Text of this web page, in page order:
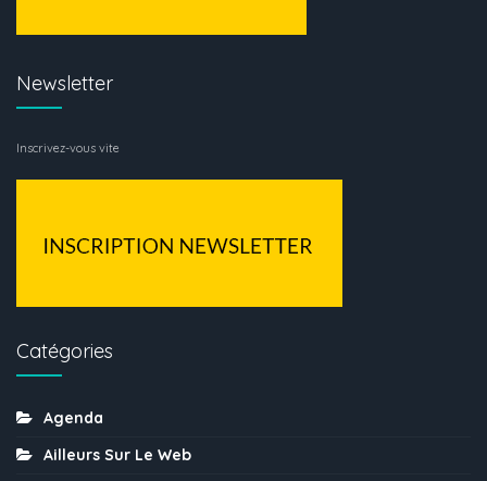
Newsletter
Inscrivez-vous vite
Catégories
Agenda
Ailleurs Sur Le Web